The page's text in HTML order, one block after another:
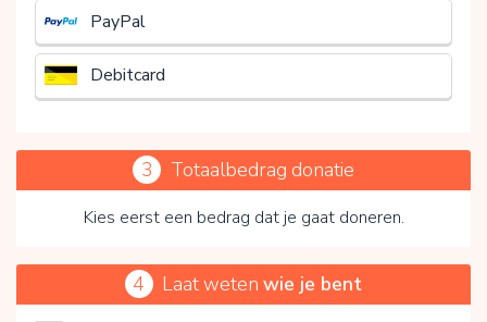
PayPal
Debitcard
3 Totaalbedrag donatie
Kies eerst een bedrag dat je gaat doneren.
4 Laat wetenwie je bent